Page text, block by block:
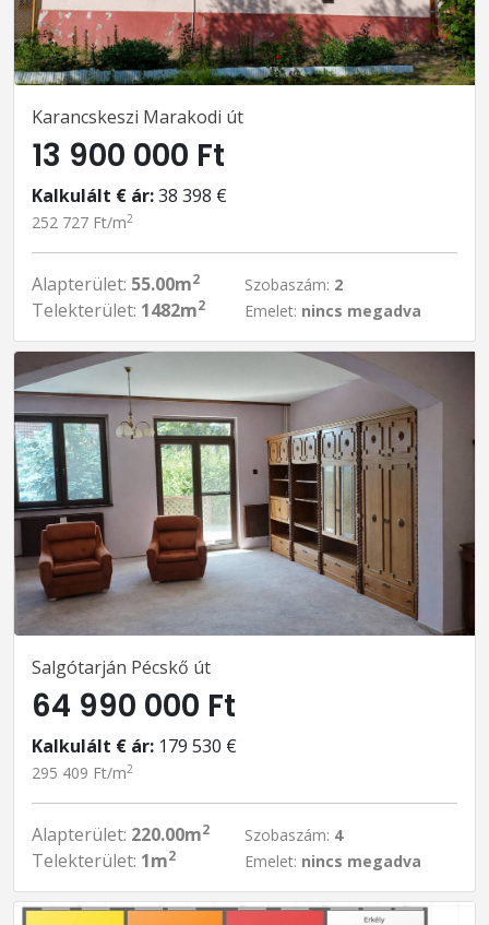
Karancskeszi Marakodi út
13 900 000 Ft
Kalkulált € ár:38 398 €
252 727 Ft/m2
Alapterület: 55.00m2
Telekterület: 1482m2
Szobaszám: 2
Emelet: nincs megadva
Salgótarján Pécskő út
64 990 000 Ft
Kalkulált € ár: 179 530 €
295 409 Ft/m2
Alapterület: 220.00m2
Telekterület: 1m2
Szobaszám: 4
Emelet: nincs megadva